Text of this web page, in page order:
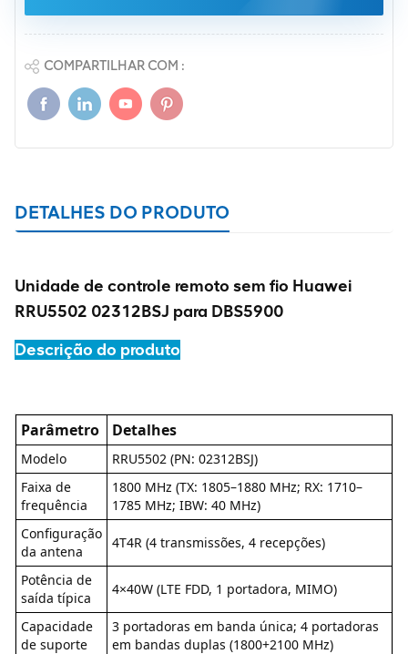
COMPARTILHAR COM :
DETALHES DO PRODUTO
Unidade de controle remoto sem fio Huawei
RRU5502 02312BSJ para DBS5900
Descrição do produto
Parâmetro Detalhes
Modelo
RRU5502 (PN: 02312BSJ)
Faixa de
frequência
1800 MHz (TX: 1805–1880 MHz; RX: 1710–
1785 MHz; IBW: 40 MHz)
Configuração
da antena
4T4R (4 transmissões, 4 recepções)
Potência de
saída típica
4×40W (LTE FDD, 1 portadora, MIMO)
Capacidade
de suporte
3 portadoras em banda única; 4 portadoras
em bandas duplas (1800+2100 MHz)